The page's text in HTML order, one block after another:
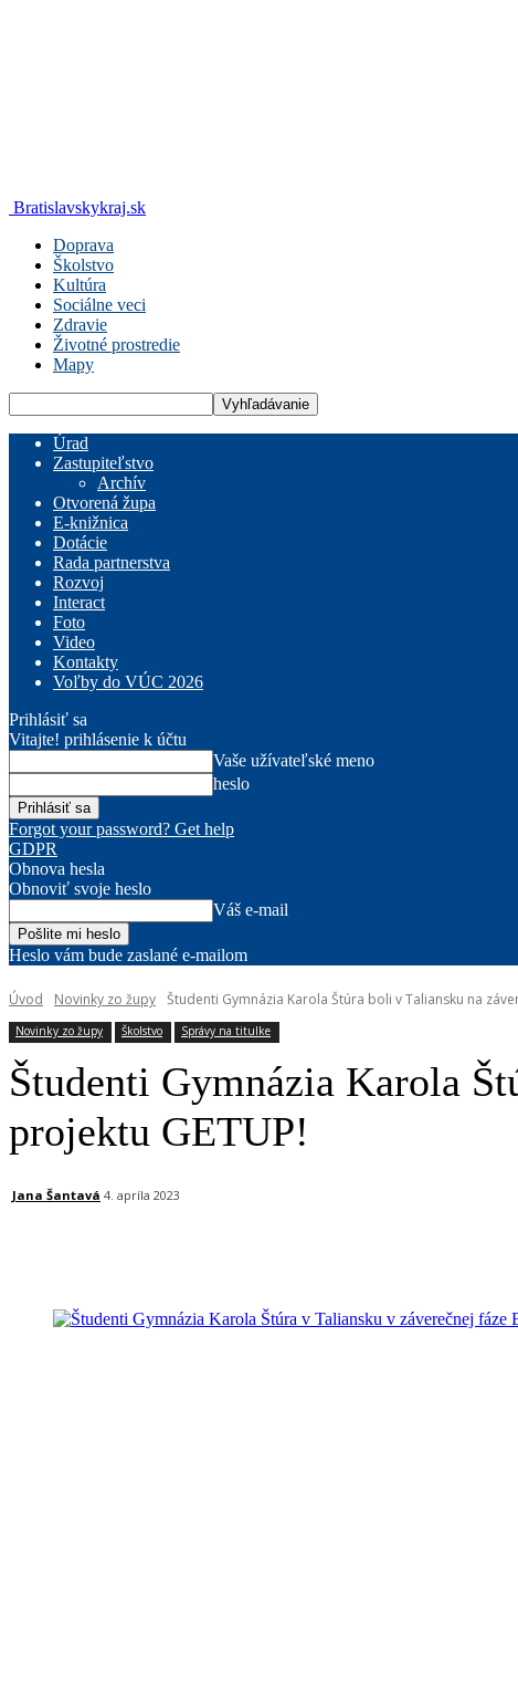
Bratislavskykraj.sk
Doprava
Školstvo
Kultúra
Sociálne veci
Zdravie
Životné prostredie
Mapy
Úrad
Zastupiteľstvo
Archív
Otvorená župa
E-knižnica
Dotácie
Rada partnerstva
Rozvoj
Interact
Foto
Video
Kontakty
Voľby do VÚC 2026
Prihlásiť sa
Vitajte! prihlásenie k účtu
Vaše užívateľské meno
heslo
Forgot your password? Get help
GDPR
Obnova hesla
Obnoviť svoje heslo
Váš e-mail
Heslo vám bude zaslané e-mailom
Úvod Novinky zo župy Študenti Gymnázia Karola Štúra boli v Taliansku na
Novinky zo župy Školstvo Správy na titulke
Študenti Gymnázia Karola
projektu GETUP!
Jana Šantavá 4. apríla 2023